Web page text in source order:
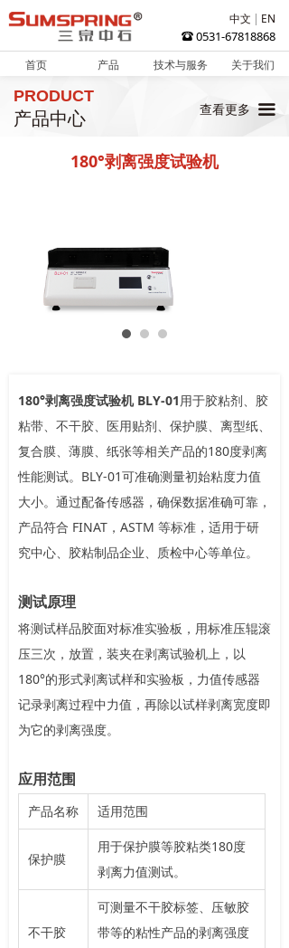
뀰 0531-67818868
中文 EN
首页 产品 技术与服务 关于我们
180°剥离强度试验机 BLY-01用于胶粘剂、胶
粘带、不干胶、医用贴剂、保护膜、离型纸、
复合膜、薄膜、纸张等相关产品的180度剥离
性能测试。BLY-01可准确测量初始粘度力值
大小。通过配备传感器，确保数据准确可靠，
产品符合 FINAT，ASTM 等标准，适用于研
究中心、胶粘制品企业、质检中心等单位。
测试原理
将测试样品胶面对标准实验板，用标准压辊滚
压三次，放置，装夹在剥离试验机上，以
180°的形式剥离试样和实验板，力值传感器
记录剥离过程中力值，再除以试样剥离宽度即
为它的剥离强度。
应用范围
产品名称 适用范围
保护膜
用于保护膜等胶粘类180度
剥离力值测试。
不干胶
可测量不干胶标签、压敏胶
带等的粘性产品的剥离强度
180°剥离强度试验机
PRODUCT
产品中心 查看更多 끀